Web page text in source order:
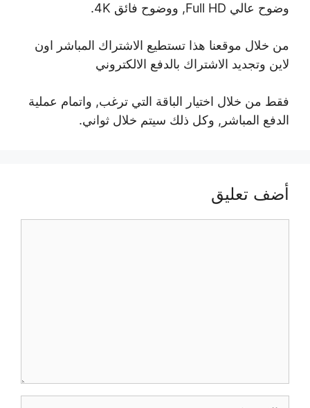
وضوح عالي Full HD, ووضوح فائق 4K.
من خلال موقعنا هذا تستطيع الاشتراك المباشر اون
لاين وتجديد الاشتراك بالدفع الالكتروني
فقط من خلال اختيار الباقة التي ترغب, واتمام عملية
الدفع المباشر, وكل ذلك سيتم خلال ثواني.
أضف تعليق